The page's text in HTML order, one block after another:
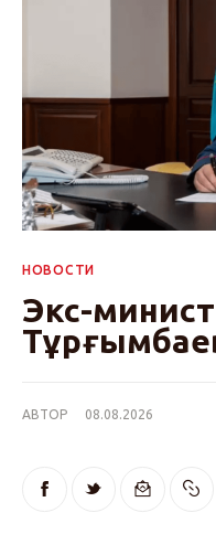
Видео
Barys Sport
НОВОСТИ
Экс-
АВТОР 08.08.2026